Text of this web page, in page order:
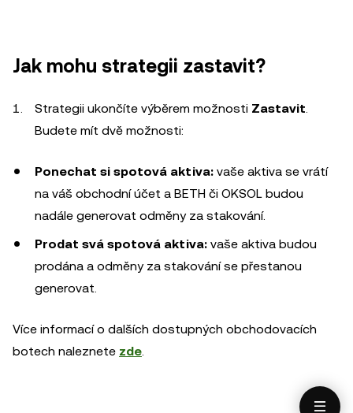
Jak mohu strategii zastavit?
Strategii ukončíte výběrem možnosti Zastavit
Budete mít dvě možnosti:
Ponechat si spotová aktiva: vaše aktiva se vrátí
na váš obchodní účet a BETH či OKSOL budou
nadále generovat odměny za stakování.
Prodat svá spotová aktiva: vaše aktiva budou
prodána a odměny za stakování se přestanou
generovat.
Více informací o dalších dostupných obchodovacích
botech naleznete zde